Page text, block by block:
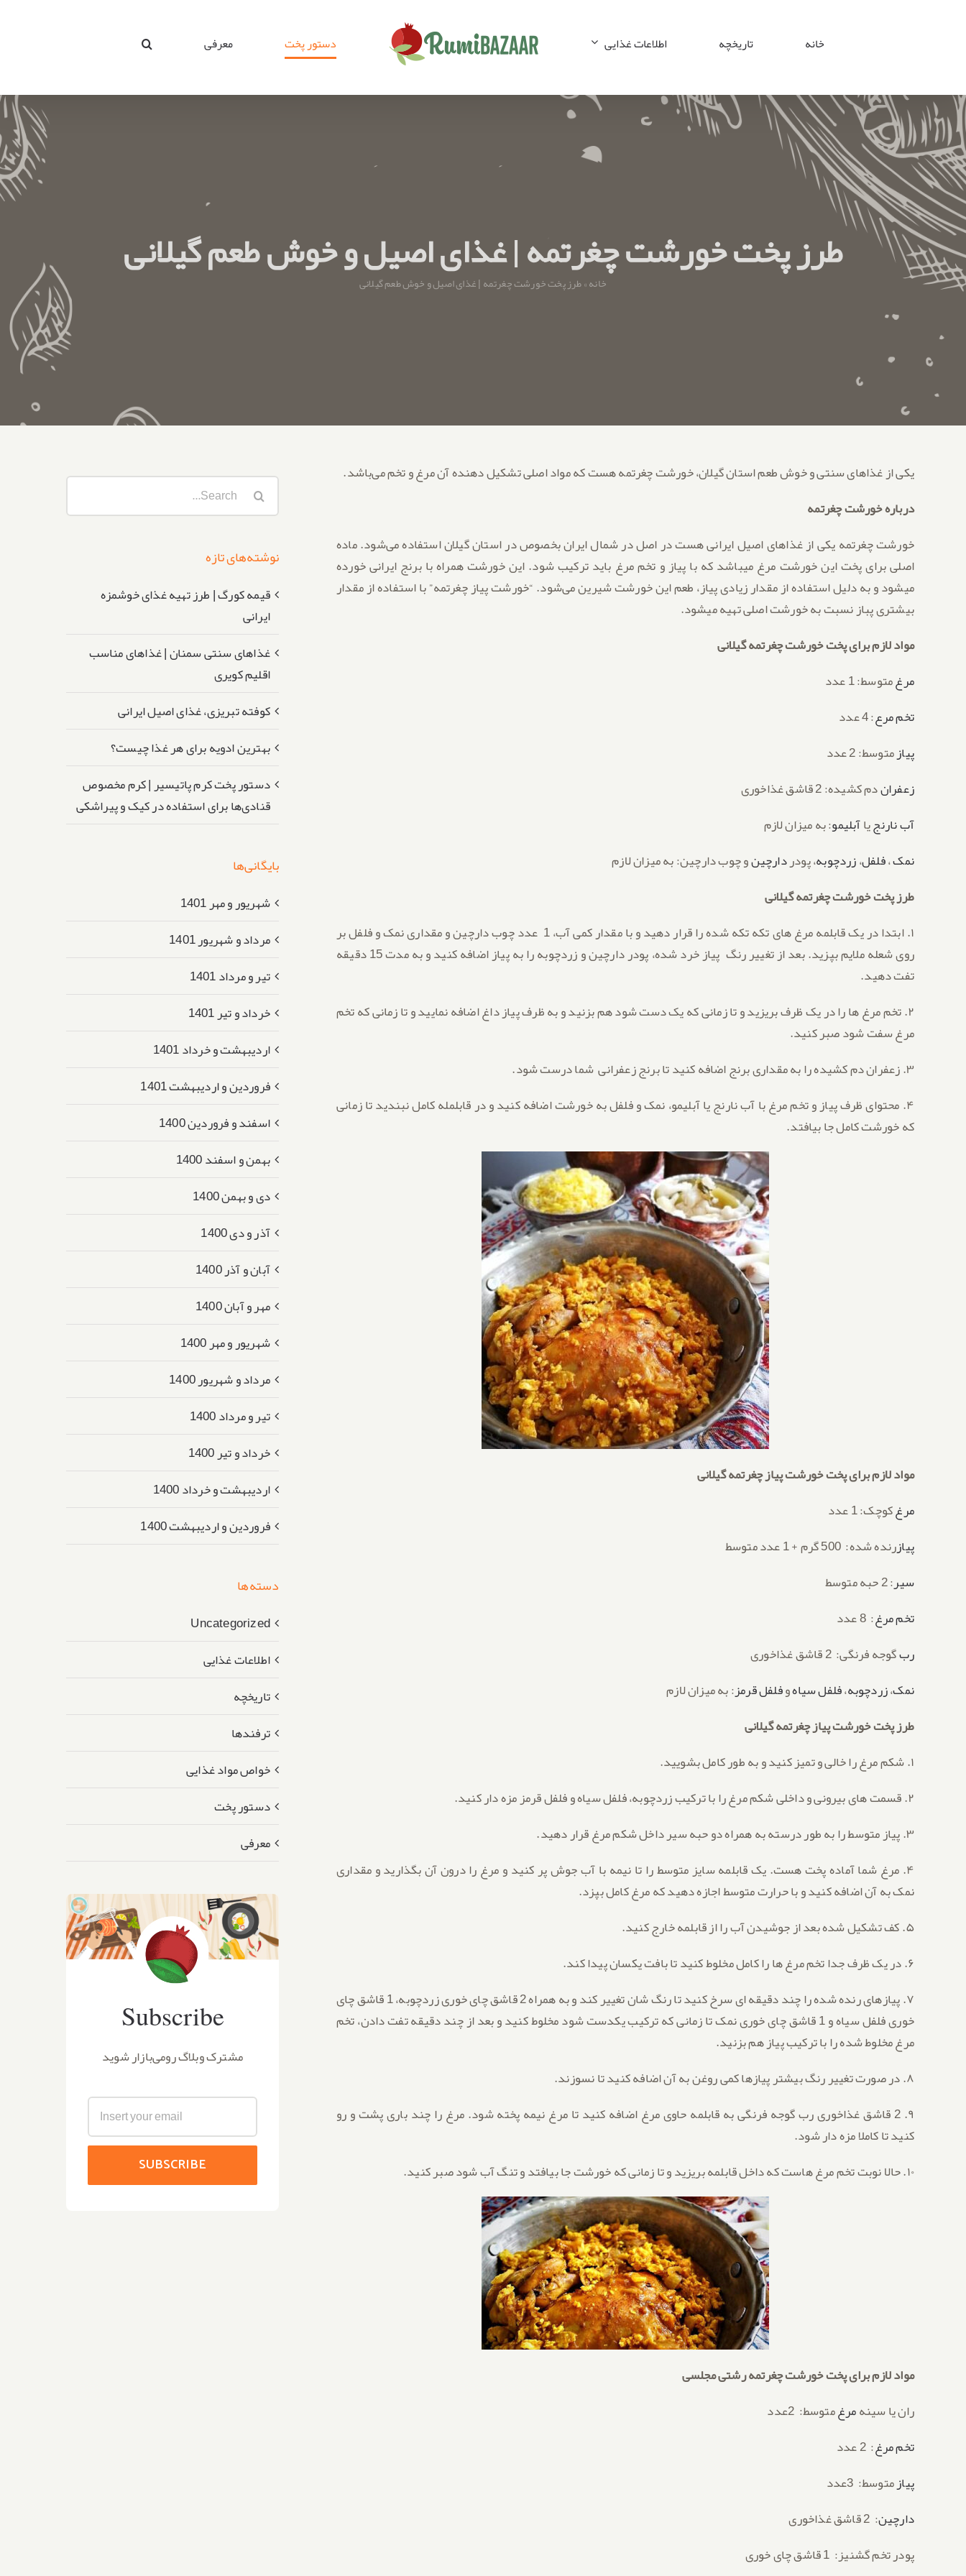
خانه تاریخچه اطلاعات غذایی دستور پخت معرفی
طرز پخت خورشت چغرتمه | غذای اصیل و خوش طعم گیلانی
خانه»طرز پخت خورشت چغرتمه | غذای اصیل و خوش طعم گیلانی
یکی از غذاهای سنتی و خوش طعم استان گیلان، خورشت چغرتمه هست که مواد اصلی تشکیل دهنده آن مرغ و تخم می‌باشد.
درباره خورشت چغرتمه
خورشت چغرتمه یکی از غذاهای اصیل ایرانی هست در اصل در شمال ایران بخصوص در استان گیلان استفاده می‌شود. ماده
اصلی برای پخت این خورشت مرغ می‎باشد که با پیاز و تخم مرغ باید ترکیب شود. این خورشت همراه با برنج ایرانی خورده
می‎شود و به دلیل استفاده از مقدار زیادی پیاز، طعم این خورشت شیرین می‌شود. “خورشت پیاز چغرتمه” با استفاده از مقدار
بیشتری پباز نسبت به خورشت اصلی تهیه می‎شود.
مواد لازم برای پخت خورشت چغرتمه گیلانی
مرغمتوسط: 1 عدد
تخم مرع: 4 عدد
پیازمتوسط: 2 عدد
زعفراندم کشیده: 2 قاشق غذاخوری
آب نارنجیاآبلیمو: به میزان لازم
نمک،فلفل،زردچوبه، پودردارچینو چوب دارچین: به میزان لازم
طرز پخت خورشت چغرتمه گیلانی
۱. ابتدا در یک قابلمه مرغ های تکه تکه شده را قرار دهید و با مقدار کمی آب، 1 عدد چوب دارچین و مقداری نمک و فلفل بر
روی شعله ملایم بپزید. بعد از تغییر رنگ پیاز خرد شده، پودر دارچین و زردچوبه را به پیاز اضافه کنید و به مدت 15 دقیقه
تفت دهید.
۲. تخم مرغ ها را در یک ظرف بریزید و تا زمانی که یک دست شود هم بزنید و به ظرف پیاز داغ اضافه نمایید و تا زمانی که تخم
مرغ سفت شود صبر کنید.
۳. زعفران دم کشیده را به مقداری برنج اضافه کنید تا برنج زعفرانی شما درست شود.
۴. محتوای ظرف پیاز و تخم مرغ با آب نارنج یا آبلیمو، نمک و فلفل به خورشت اضافه کنید و در قابلمله کامل نبندید تا زمانی
که خورشت کامل جا بیافتد.
مواد لازم برای پخت خورشت پیاز چغرتمه گیلانی
مرغکوچک: 1 عدد
پیازرنده شده: 500 گرم + 1 عدد متوسط
سیر: 2 حبه متوسط
تخم مرغ: 8 عدد
ربگوجه فرنگی: 2 قاشق غذاخوری
نمک،زردچوبه،فلفل سیاهوفلفل قرمز: به میزان لازم
طرز پخت خورشت پیاز چغرتمه گیلانی
۱. شکم مرغ را خالی و تمیز کنید و به طور کامل بشویید.
۲. قسمت های بیرونی و داخلی شکم مرغ را با ترکیب زردچوبه، فلفل سیاه و فلفل قرمز مزه دار کنید.
۳. پیاز متوسط را به طور درسته به همراه دو حبه سیر داخل شکم مرغ قرار دهید.
۴. مرغ شما آماده پخت هست. یک قابلمه سایز متوسط را تا نیمه با آب جوش پر کنید و مرغ را درون آن بگذارید و مقداری
نمک به آن اضافه کنید و با حرارت متوسط اجازه دهید که مرغ کامل بپزد.
۵. کف تشکیل شده بعد از جوشیدن آب را از قابلمه خارج کنید.
۶. در یک ظرف جدا تخم مرغ ها را کامل مخلوط کنید تا بافت یکسان پیدا کند.
۷. پیازهای رنده شده را چند دقیقه ای سرخ کنید تا رنگ شان تغییر کند و به همراه 2 قاشق چای خوری زردچوبه، 1 قاشق چای
خوری فلفل سیاه و 1 قاشق چای خوری نمک تا زمانی که ترکیب یکدست شود مخلوط کنید و بعد از چند دقیقه تفت دادن، تخم
مرغ مخلوط شده را با ترکیب پیاز هم بزنید.
۸. در صورت تغییر رنگ بیشتر پیازها کمی روغن به آن اضافه کنید تا نسوزند.
۹. 2 قاشق غذاخوری رب گوجه فرنگی به قابلمه حاوی مرغ اضافه کنید تا مرغ نیمه پخته شود. مرغ را چند باری پشت و رو
کنید تا کاملا مزه دار شود.
۱۰. حالا نوبت تخم مرغ هاست که داخل قابلمه بریزید و تا زمانی که خورشت جا بیافتد و تنگ آب شود صبر کنید.
مواد لازم برای پخت خورشت چغرتمه رشتی مجلسی
ران یا سینهمرغمتوسط: 2عدد
تخم مرغ: 2 عدد
پیازمتوسط: 3عدد
دارچین: 2 قاشق غذاخوری
پودر تخم گشنیز: 1 قاشق چای خوری
Search
for:
نوشته‌های تازه
قیمه کورگ | طرز تهیه غذای خوشمزه
ایرانی
غذاهای سنتی سمنان | غذاهای مناسب
اقلیم کویری
کوفته تبریزی، غذای اصیل ایرانی
بهترین ادویه برای هر غذا چیست؟
دستور پخت کرم پاتیسیر | کرم مخصوص
قنادی‌ها برای استفاده در کیک و پیراشکی
بایگانی‌ها
شهریور و مهر 1401
مرداد و شهریور 1401
تیر و مرداد 1401
خرداد و تیر 1401
اردیبهشت و خرداد 1401
فروردین و اردیبهشت 1401
اسفند و فروردین 1400
بهمن و اسفند 1400
دی و بهمن 1400
آذر و دی 1400
آبان و آذر 1400
مهر و آبان 1400
شهریور و مهر 1400
مرداد و شهریور 1400
تیر و مرداد 1400
خرداد و تیر 1400
اردیبهشت و خرداد 1400
فروردین و اردیبهشت 1400
دسته‌ها
Uncategorized
اطلاعات غذایی
تاریخچه
ترفندها
خواص مواد غذایی
دستور پخت
معرفی
Subscribe
مشترک وبلاگ رومی‌بازار شوید